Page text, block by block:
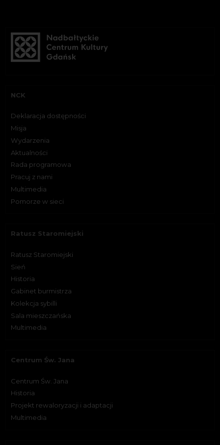
NCK
Deklaracja dostępności
Misja
Wydarzenia
Aktualności
Rada programowa
Pracuj z nami
Multimedia
Pomorze w sieci
Ratusz Staromiejski
Ratusz Staromiejski
Sień
Historia
Gabinet burmistrza
Kolekcja sybilli
Sala mieszczańska
Multimedia
Centrum Św. Jana
Centrum Św. Jana
Historia
Projekt rewaloryzacji i adaptacji
Multimedia